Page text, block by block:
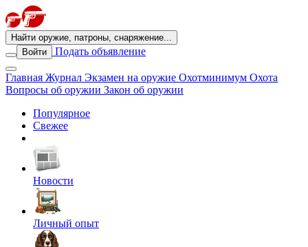
Найти оружие, патроны, снаряжение...
Войти
Подать объявление
Главная Журнал Экзамен на оружие Охотминимум Охота
Вопросы об оружии Закон об оружии
Популярное
Свежее
Новости
Личный опыт